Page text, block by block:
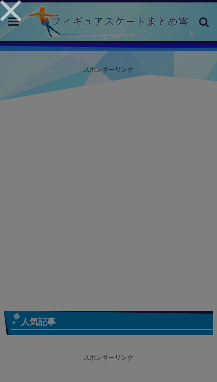
toggle
navigation
スポンサーリンク
人気記事
スポンサーリンク